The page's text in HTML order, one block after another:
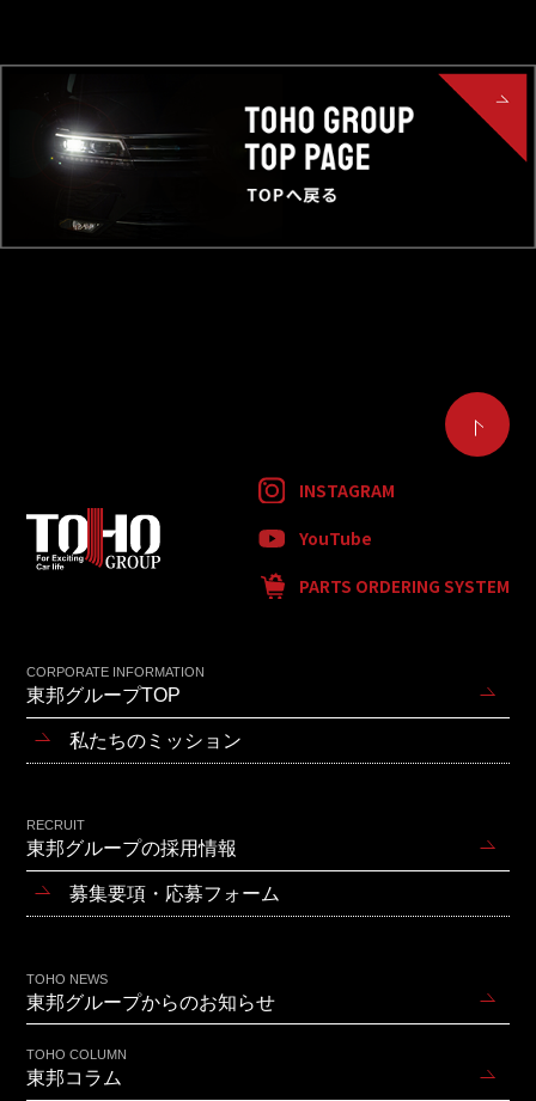
INSTAGRAM
YouTube
PARTS ORDERING SYSTEM
CORPORATE INFORMATION
東邦グループTOP
私たちのミッション
RECRUIT
東邦グループの採用情報
募集要項・応募フォーム
TOHO NEWS
東邦グループからのお知らせ
TOHO COLUMN
東邦コラム